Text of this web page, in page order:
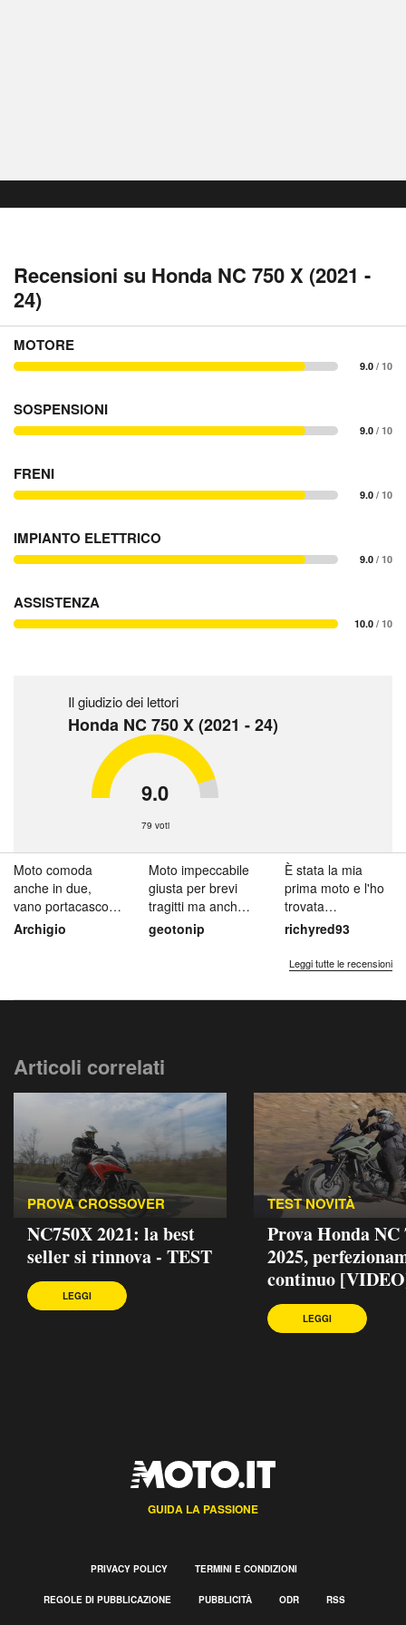
Recensioni su Honda NC 750 X (2021 -
24)
MOTORE
9.0 / 10
SOSPENSIONI
9.0 / 10
FRENI
9.0 / 10
IMPIANTO ELETTRICO
9.0 / 10
ASSISTENZA
10.0 / 10
Il giudizio dei lettori
Honda NC 750 X (2021 - 24)
9.0
79 voti
Moto comoda
anche in due,
vano portacasco
integrato molto
pratico, bassa e
Archigio
Moto impeccabile
giusta per brevi
tragitti ma anche
per lunghi
percorsi. Aspe...
geotonip
È stata la mia
prima moto e l'ho
trovata
estremamente
facile da guidare,
como...
richyred93
Leggi tutte le recensioni
Articoli correlati
PROVA CROSSOVER
NC750X 2021: la best
seller si rinnova - TEST
LEGGI
TEST NOVITÀ
Prova Honda NC
2025,
continuo
LEGGI
GUIDA LA PASSIONE
PRIVACY POLICY TERMINI E CONDIZIONI
REGOLE DI PUBBLICAZIONE PUBBLICITÀ ODR RSS